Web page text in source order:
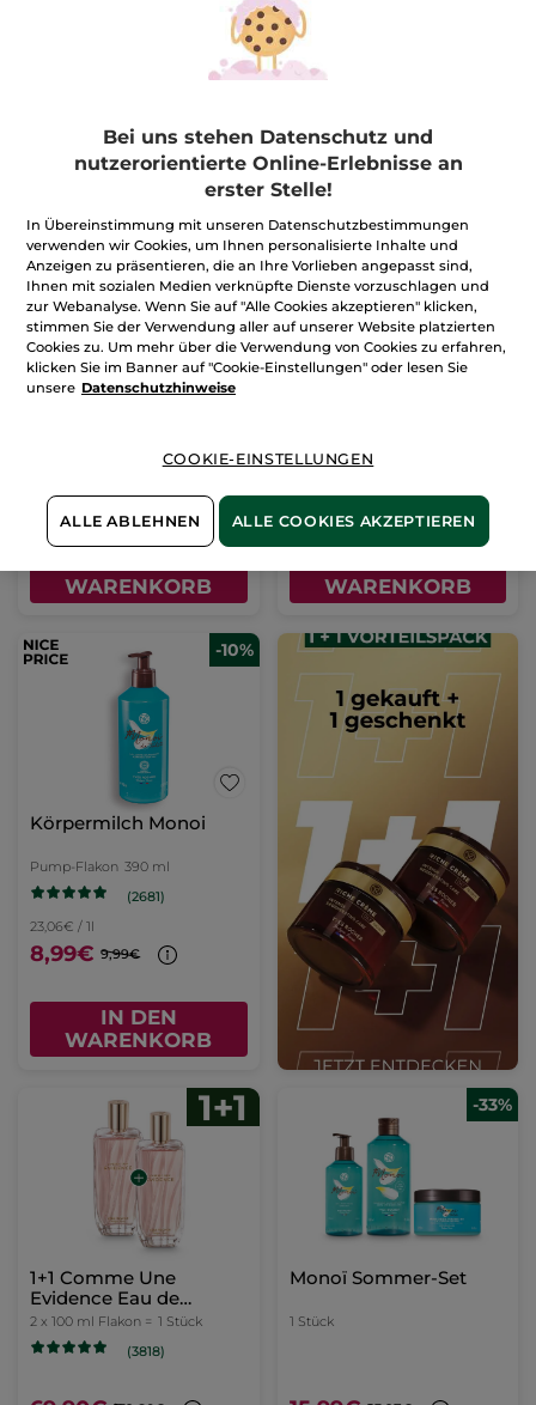
44,75€ / 1l
8,95€
WARENKORB
-8%
Bodyspray Monoi
11,99€ 12,99€
WARENKORB
Traditionelles Pflege-Öl
9,99€ 14,99€
WARENKORB
-10%
Körpermilch Monoi
Pump-Flakon 390 ml
(2681)
23,06€ / 1l
8,99€ 9,99€
IN DEN
WARENKORB
1+1 Comme Une
Evidence Eau de
Parfum 100 ml
2 x 100 ml Flakon = 1 Stück
(3818)
-33%
Monoï Sommer-Set
1 Stück
Bei uns stehen Datenschutz und
nutzerorientierte Online-Erlebnisse an
erster Stelle!
In Übereinstimmung mit unseren Datenschutzbestimmungen
verwenden wir Cookies, um Ihnen personalisierte Inhalte und
Anzeigen zu präsentieren, die an Ihre Vorlieben angepasst sind,
Ihnen mit sozialen Medien verknüpfte Dienste vorzuschlagen und
zur Webanalyse. Wenn Sie auf "Alle Cookies akzeptieren" klicken,
stimmen Sie der Verwendung aller auf unserer Website platzierten
Cookies zu. Um mehr über die Verwendung von Cookies zu erfahren,
klicken Sie im Banner auf "Cookie-Einstellungen" oder lesen Sie
unsere Datenschutzhinweise
COOKIE-EINSTELLUNGEN
ALLE ABLEHNEN ALLE COOKIES AKZEPTIEREN